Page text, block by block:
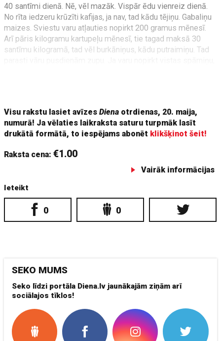
40 santīmi dienā. Nē, vēl mazāk. Vispār ēdu vienreiz dienā.
No rīta iedzeru krūzīti kafijas, ja nav, tad kādu tējiņu. Gabaliņu
maizes. Sviestu varu atļauties nopirkt 200 gramus mēnesī.
Arī pāris kilogramu kartupeļu mēnesī, tie tagad maksā 30
santīmu kilogramā, tad vēl burkāniņus, kādu putraimiņu. Tad
Visu rakstu lasiet avīzesDiena otrdienas, 20. maija,
numurā! Ja vēlaties laikraksta saturu turpmāk lasīt
drukātā formātā, to iespējams abonēt klikšķinot šeit!
Raksta cena:€1.00
Vairāk informācijas
Ieteikt
0 0
SEKO MUMS
Seko līdzi portāla Diena.lv jaunākajām ziņām arī
sociālajos tīklos!